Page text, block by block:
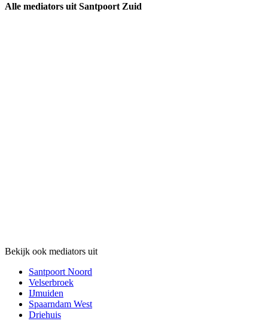
Alle mediators uit Santpoort Zuid
Bekijk ook mediators uit
Santpoort Noord
Velserbroek
IJmuiden
Spaarndam West
Driehuis